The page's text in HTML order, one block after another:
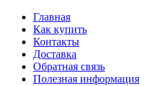
Главная
Как купить
Контакты
Доставка
Обратная связь
Полезная информация